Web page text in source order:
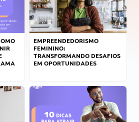
EMPREENDEDORISMO
FEMININO:
TRANSFORMANDO DESAFIOS
EM OPORTUNIDADES